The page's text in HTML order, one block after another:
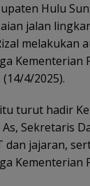
Hulu
jalan
melakukan
Kementerian
4/2025).
turut hadir
As, Sekretaris
dan jajaran,
Kementerian